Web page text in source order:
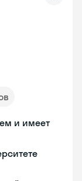
и имеет